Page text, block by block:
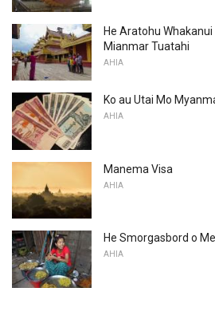
He Aratohu
Mianmar Tuatahi
AHIA
Ko au Utai Mo
AHIA
Manema Visa
AHIA
He Smorgasbord o
AHIA